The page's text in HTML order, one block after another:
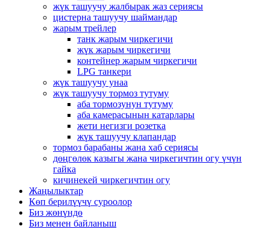
жүк ташуучу жалбырак жаз сериясы
цистерна ташуучу шаймандар
жарым трейлер
танк жарым чиркегичи
жүк жарым чиркегичи
контейнер жарым чиркегичи
LPG танкери
жүк ташуучу унаа
жүк ташуучу тормоз тутуму
аба тормозунун тутуму
аба камерасынын катарлары
жети негизги розетка
жүк ташуучу клапандар
тормоз барабаны жана хаб сериясы
дөңгөлөк казыгы жана чиркегичтин огу үчүн
гайка
кичинекей чиркегичтин огу
Жаңылыктар
Көп берилүүчү суроолор
Биз жөнүндө
Биз менен байланыш